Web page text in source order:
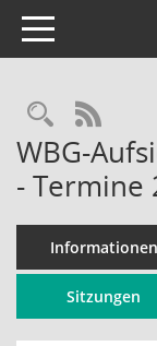
Toggle navigation
RSS-
WBG-
- Termine
Informationen
Sitzungen